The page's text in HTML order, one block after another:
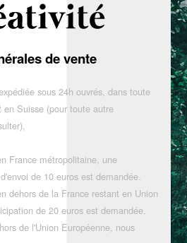
de vente
sous 24h ouvrés, dans toute
en Suisse (pour toute autre
France métropolitaine, une
de 10 euros est demandée.
dehors de la France restant en Union
de 20 euros est demandée.
de l'Union Européenne, nous